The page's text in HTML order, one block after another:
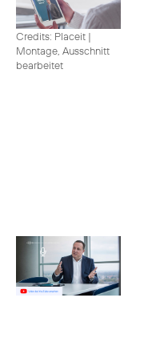
Credits: Placeit |
Montage, Ausschnitt
bearbeitet